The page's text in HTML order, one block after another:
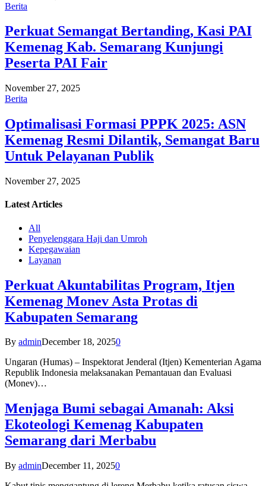
Berita
Perkuat Semangat Bertanding, Kasi PAI
Kemenag Kab. Semarang Kunjungi
Peserta PAI Fair
November 27, 2025
Berita
Optimalisasi Formasi PPPK 2025: ASN
Kemenag Resmi Dilantik, Semangat Baru
Untuk Pelayanan Publik
November 27, 2025
Latest Articles
All
Penyelenggara Haji dan Umroh
Kepegawaian
Layanan
Perkuat Akuntabilitas Program, Itjen
Kemenag Monev Asta Protas di
Kabupaten Semarang
By adminDecember 18, 20250
Ungaran (Humas) – Inspektorat Jenderal (Itjen) Kementerian Agama
Republik Indonesia melaksanakan Pemantauan dan Evaluasi
(Monev)…
Menjaga Bumi sebagai Amanah: Aksi
Ekoteologi Kemenag Kabupaten
Semarang dari Merbabu
By adminDecember 11, 20250